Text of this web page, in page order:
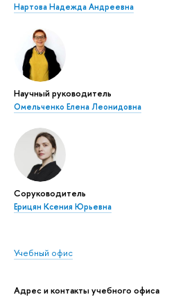
Нартова Надежда Андреевна
Научный руководитель
Омельченко Елена Леонидовна
Соруководитель
Ерицян Ксения Юрьевна
Учебный офис
Адрес и контакты учебного офиса